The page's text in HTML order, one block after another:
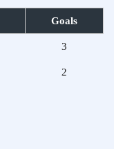
Goals
3
2